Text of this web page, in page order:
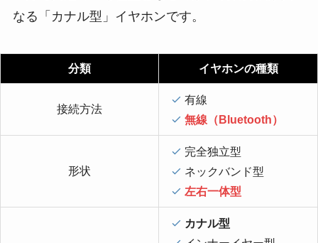
なる「カナル型」イヤホンです。
分類 イヤホンの種類
接続方法
有線
無線（Bluetooth）
形状
完全独立型
ネックバンド型
左右一体型
カナル型